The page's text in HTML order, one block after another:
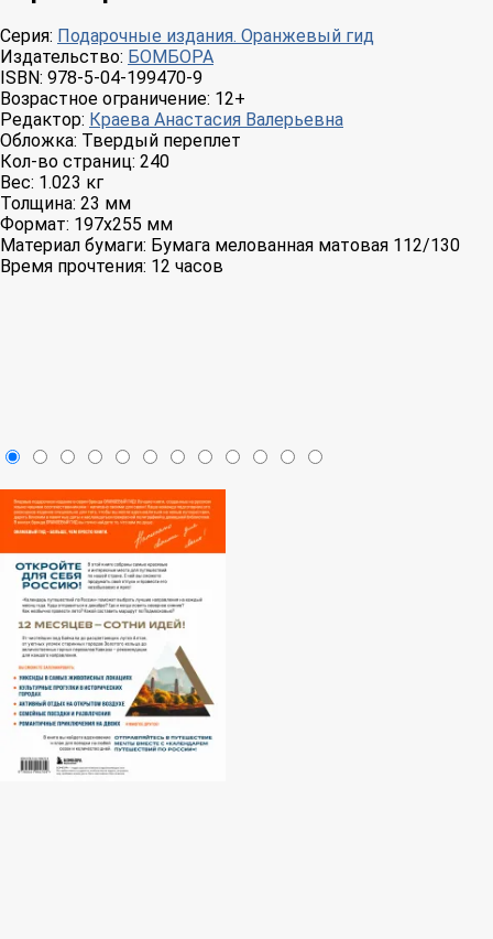
Серия: Подарочные издания. Оранжевый гид
Издательство: БОМБОРА
ISBN: 978-5-04-199470-9
Возрастное ограничение: 12+
Редактор: Краева Анастасия Валерьевна
Обложка: Твердый переплет
Кол-во страниц: 240
Вес: 1.023 кг
Толщина: 23 мм
Формат: 197x255 мм
Материал бумаги: Бумага мелованная матовая 112/130
Время прочтения: 12 часов